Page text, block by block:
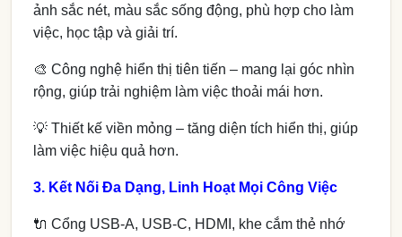
ảnh sắc nét, màu sắc sống động, phù hợp cho làm
việc, học tập và giải trí.
🎨 Công nghệ hiển thị tiên tiến – mang lại góc nhìn
rộng, giúp trải nghiệm làm việc thoải mái hơn.
💡 Thiết kế viền mỏng – tăng diện tích hiển thị, giúp
làm việc hiệu quả hơn.
3. Kết Nối Đa Dạng, Linh Hoạt Mọi Công Việc
🔌 Cổng USB-A, USB-C, HDMI, khe cắm thẻ nhớ